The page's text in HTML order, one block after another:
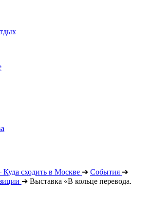
сходить в Москве ➔ События ➔
➔ Выставка «В кольце перевода.